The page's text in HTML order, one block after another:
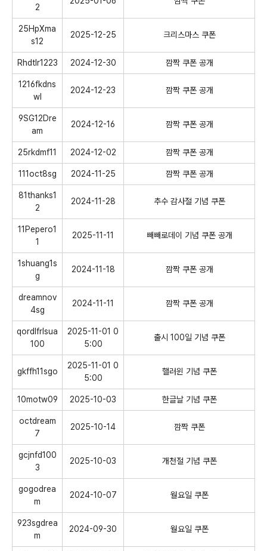
2
25HpXma
s12
2025-12-25 크리스마스 쿠폰
Rhdtlr1223 2024-12-30 깜짝 쿠폰 공개
1216fkdns
wl
2024-12-23 깜짝 쿠폰 공개
9SG12Dre
am
2024-12-16 깜짝 쿠폰 공개
25rkdmf11 2024-12-02 깜짝 쿠폰 공개
111oct8sg 2024-11-25 깜짝 쿠폰 공개
81thanks1
2
2024-11-28 추수 감사절 기념 쿠폰
11Pepero1
1
2025-11-11 빼빼로데이 기념 쿠폰 공개
1shuang1s
g
2024-11-18 깜짝 쿠폰 공개
dreamnov
4sg
2024-11-11 깜짝 쿠폰 공개
qordlfrlsua
100
2025-11-01 0
5:00
출시 100일 기념 쿠폰
gkffh11sgo
2025-11-01 0
5:00
핼러윈 기념 쿠폰
10motw09 2025-10-03 한글날 기념 쿠폰
octdream
7
2025-10-14 깜짝 쿠폰
gcjnfd100
3
2025-10-03 개천절 기념 쿠폰
gogodrea
m
2024-10-07 월요일 쿠폰
923sgdrea
m
2024-09-30 월요일 쿠폰